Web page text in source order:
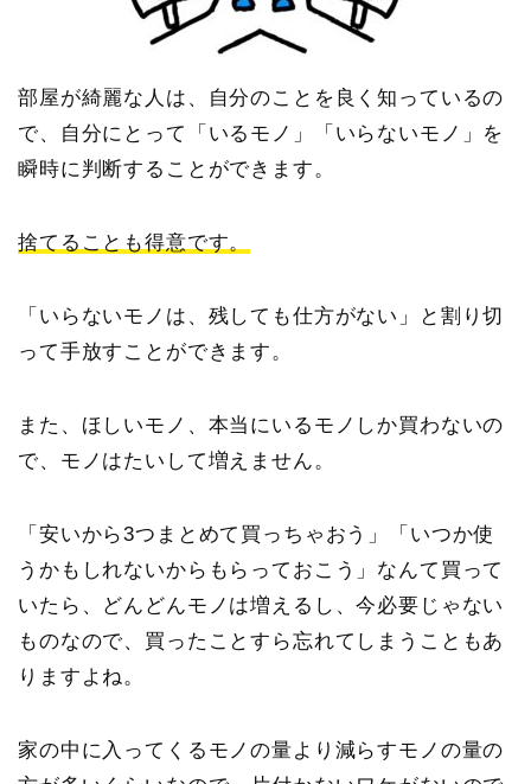
部屋が綺麗な人は、自分のことを良く知っているの
で、自分にとって「いるモノ」「いらないモノ」を
瞬時に判断することができます。
捨てることも得意です。
「いらないモノは、残しても仕方がない」と割り切
って手放すことができます。
また、ほしいモノ、本当にいるモノしか買わないの
で、モノはたいして増えません。
「安いから3つまとめて買っちゃおう」「いつか使
うかもしれないからもらっておこう」なんて買って
いたら、どんどんモノは増えるし、今必要じゃない
ものなので、買ったことすら忘れてしまうこともあ
りますよね。
家の中に入ってくるモノの量より減らすモノの量の